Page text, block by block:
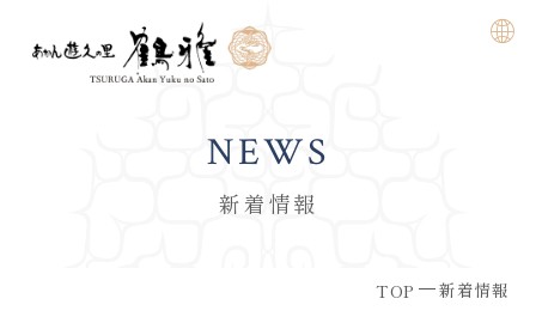
NEWS
新着情報
TOP 新着情報